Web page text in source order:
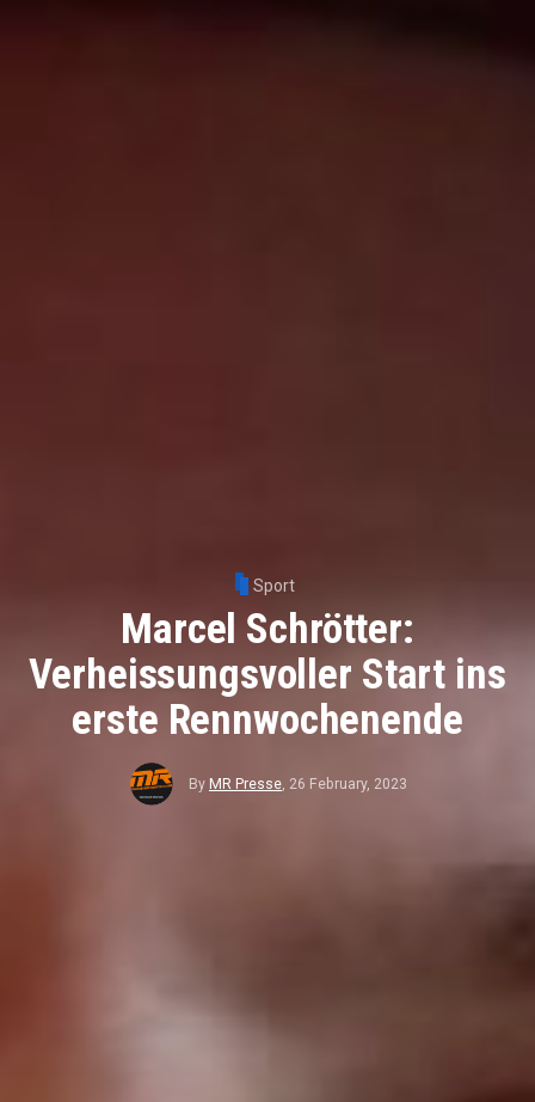
Sport
Marcel Schrötter:
Verheissungsvoller Start ins
erste Rennwochenende
By MR Presse, 26 February, 2023